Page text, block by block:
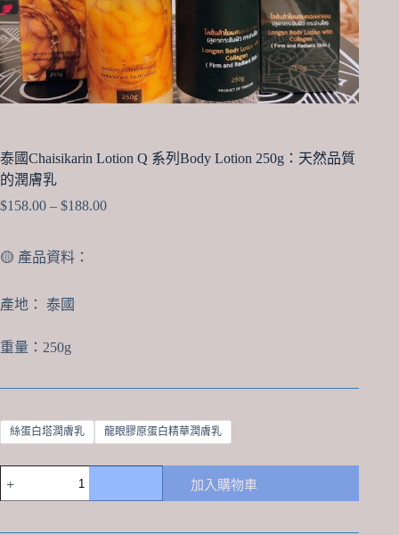
泰國Chaisikarin Lotion Q 系列Body Lotion 250g：天然品質
的潤膚乳
$158.00 – $188.00Price
🟡 產品資料：
產地： 泰國
重量：250g
絲蛋白塔潤膚乳 龍眼膠原蛋白精華潤膚乳
加入購物車